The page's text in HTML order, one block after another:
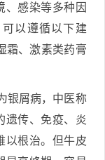
、感染等多种因
以遵循以下建
霜、激素类药膏
银屑病，中医称
遗传、免疫、炎
以根治。但牛皮